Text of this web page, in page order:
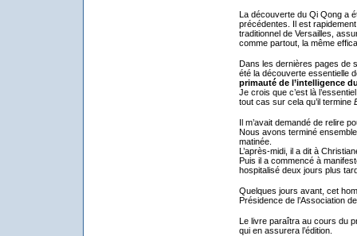
La découverte du Qi Qong a
précédentes. Il est
traditionnel de Versailles,
comme partout, la même
Dans les dernières pages de
été la découverte essentielle
primauté de l’intelligence
Je crois que c’est là
tout cas sur cela qu’il termine
Il m’avait demandé de relire
Nous avons terminé
matinée.
L’après-midi, il a dit à
Puis il a commencé à
hospitalisé deux jours plus
Quelques jours avant, cet
Présidence de l’Association
Le livre paraîtra au cours du
qui en assurera l’édition.